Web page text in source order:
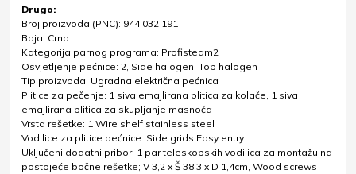
Drugo:
Broj proizvoda (PNC): 944 032 191
Boja: Crna
Kategorija parnog programa: Profisteam2
Osvjetljenje pećnice: 2, Side halogen, Top halogen
Tip proizvoda: Ugradna električna pećnica
Plitice za pečenje: 1 siva emajlirana plitica za kolače, 1 siva
emajlirana plitica za skupljanje masnoća
Vrsta rešetke: 1 Wire shelf stainless steel
Vodilice za plitice pećnice: Side grids Easy entry
Uključeni dodatni pribor: 1 par teleskopskih vodilica za montažu na
postojeće bočne rešetke; V 3,2 x Š 38,3 x D 1,4cm, Wood screws